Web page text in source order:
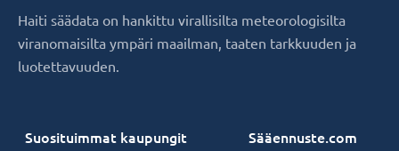
Haiti säädata on hankittu virallisilta meteorologisilta
viranomaisilta ympäri maailman, taaten tarkkuuden ja
luotettavuuden.
Suosituimmat kaupungit Sääennuste.com